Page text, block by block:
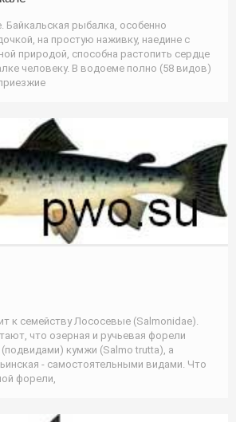
Байкальская рыбалка, особенно
на простую наживку, наедине с
природой, способна растопить сердце
человеку. В водоеме полно (58 видов)
к семейству Лососевые (Salmonidae).
что озерная и ручьевая форели
кумжи (Salmo trutta), а
- самостоятельными видами. Что
форели,